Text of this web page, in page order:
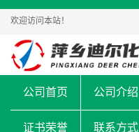
欢迎访问本站！
公司首页 公司介绍
证书荣誉 联系方式